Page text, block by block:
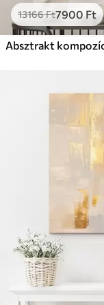
13166Ft7900 Ft
Absztrakt